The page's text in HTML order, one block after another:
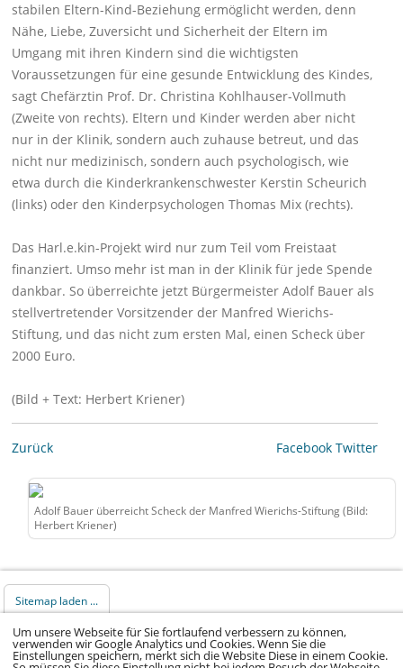
stabilen Eltern-Kind-Beziehung ermöglicht werden, denn
Nähe, Liebe, Zuversicht und Sicherheit der Eltern im
Umgang mit ihren Kindern sind die wichtigsten
Voraussetzungen für eine gesunde Entwicklung des Kindes,
sagt Chefärztin Prof. Dr. Christina Kohlhauser-Vollmuth
(Zweite von rechts). Eltern und Kinder werden aber nicht
nur in der Klinik, sondern auch zuhause betreut, und das
nicht nur medizinisch, sondern auch psychologisch, wie
etwa durch die Kinderkrankenschwester Kerstin Scheurich
(links) oder den Kinderpsychologen Thomas Mix (rechts).
Das Harl.e.kin-Projekt wird nur zum Teil vom Freistaat
finanziert. Umso mehr ist man in der Klinik für jede Spende
dankbar. So überreichte jetzt Bürgermeister Adolf Bauer als
stellvertretender Vorsitzender der Manfred Wierichs-
Stiftung, und das nicht zum ersten Mal, einen Scheck über
2000 Euro.
(Bild + Text: Herbert Kriener)
Zurück Facebook Twitter
Adolf Bauer überreicht Scheck der Manfred Wierichs-Stiftung (Bild:
Herbert Kriener)
Sitemap laden ...
© 2026 Klinikum Würzburg Mitte gGmbH •
Um unsere Webseite für Sie fortlaufend verbessern zu können,
verwenden wir Google Analytics und Cookies. Wenn Sie die
Einstellungen speichern, merkt sich die Website Diese in einem Cookie.